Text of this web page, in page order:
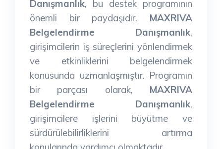
Danışmanlık, bu destek programının
önemli bir paydaşıdır. MAXRIVA
Belgelendirme Danışmanlık,
girişimcilerin iş süreçlerini yönlendirmek
ve etkinliklerini belgelendirmek
konusunda uzmanlaşmıştır. Programın
bir parçası olarak, MAXRIVA
Belgelendirme Danışmanlık,
girişimcilere işlerini büyütme ve
sürdürülebilirliklerini artırma